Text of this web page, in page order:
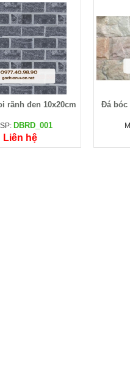
rãnh đen 10x20cm
DBRD_001
Liên hệ
Đá bóc